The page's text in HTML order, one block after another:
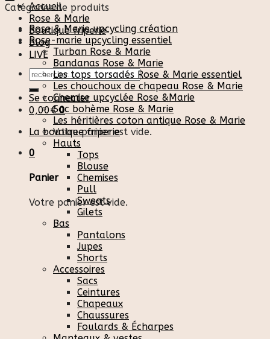
Accueil
Rose & Marie
Boutique friperie
Blog
LIVE
Recherche
pour :
Se connecter
0,00€ 0
Votre panier est vide.
0
Panier
Votre panier est vide.
Catégories de produits
Rose & Marie upcycling création
Rose-marie upcycling essentiel
Turban Rose & Marie
Bandanas Rose & Marie
Les tops torsadés Rose & Marie essentiel
Les chouchoux de chapeau Rose & Marie
Chemise upcyclée Rose &Marie
Sac bohème Rose & Marie
Les héritières coton antique Rose & Marie
La boutique friperie
Hauts
Tops
Blouse
Chemises
Pull
Sweats
Gilets
Bas
Pantalons
Jupes
Shorts
Accessoires
Sacs
Ceintures
Chapeaux
Chaussures
Foulards & Écharpes